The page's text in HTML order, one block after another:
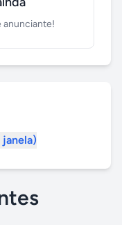
anunciante!
janela)